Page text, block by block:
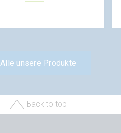
Alle unsere Produkte
Back to top